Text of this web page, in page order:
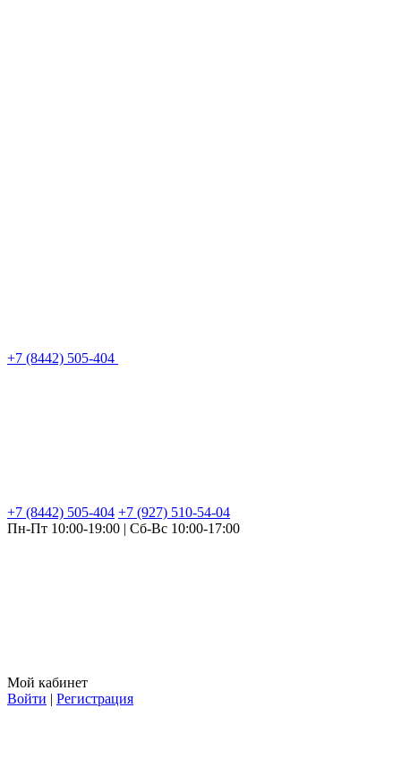
+7 (8442) 505-404
+7 (8442) 505-404 +7 (927) 510-54-04
Пн-Пт 10:00-19:00 | Сб-Вс 10:00-17:00
Мой кабинет
Войти | Регистрация